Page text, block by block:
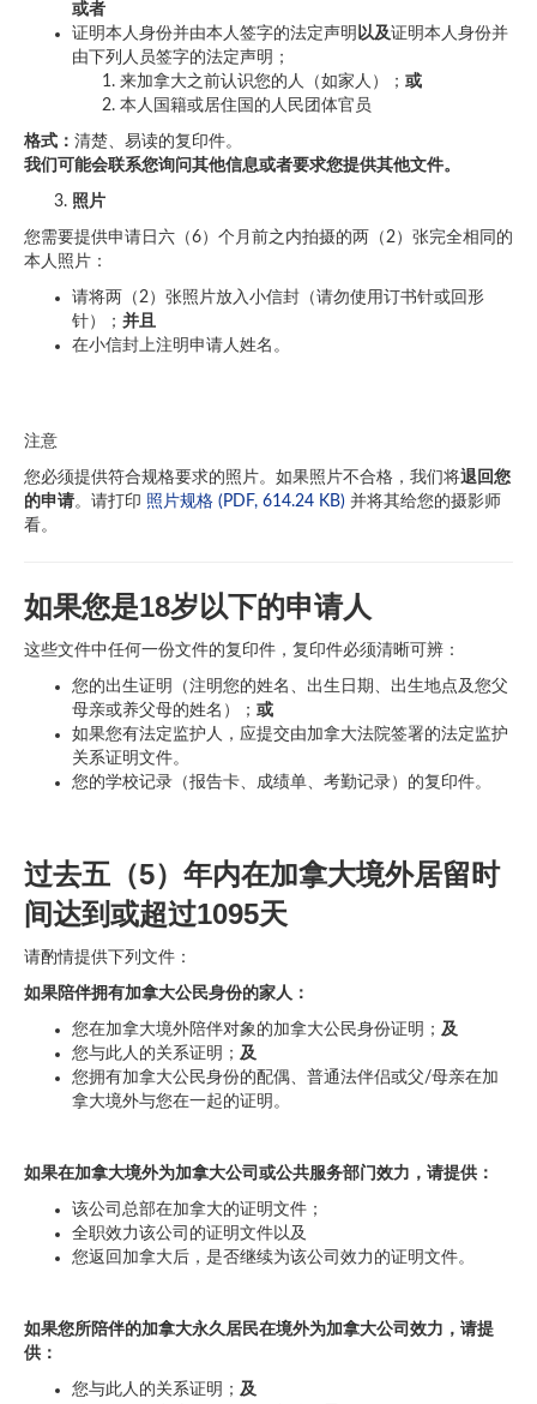
或者
证明本人身份并由本人签字的法定声明 以及证明本人身份并
由下列人员签字的法定声明；
来加拿大之前认识您的人（如家人）； 或
本人国籍或居住国的人民团体官员
格式： 清楚、易读的复印件。
我们可能会联系您询问其他信息或者要求您提供其他文件。
照片
您需要提供申请日六（6）个月前之内拍摄的两（2）张完全相同的
本人照片：
请将两（2）张照片放入小信封（请勿使用订书针或回形
针）； 并且
在小信封上注明申请人姓名。
注意
您必须提供符合规格要求的照片。如果照片不合格，我们将退回您
的申请。请打印 照片规格 (PDF, 614.24 KB) 并将其给您的摄影师
看。
如果您是18岁以下的申请人
这些文件中任何一份文件的复印件，复印件必须清晰可辨：
您的出生证明（注明您的姓名、出生日期、出生地点及您父
母亲或养父母的姓名）； 或
如果您有法定监护人，应提交由加拿大法院签署的法定监护
关系证明文件。
您的学校记录（报告卡、成绩单、考勤记录）的复印件。
过去五（5）年内在加拿大境外居留时
间达到或超过1095天
请酌情提供下列文件：
如果陪伴拥有加拿大公民身份的家人：
您在加拿大境外陪伴对象的加拿大公民身份证明； 及
您与此人的关系证明； 及
您拥有加拿大公民身份的配偶、普通法伴侣或父/母亲在加
拿大境外与您在一起的证明。
如果在加拿大境外为加拿大公司或公共服务部门效力，请提供：
该公司总部在加拿大的证明文件；
全职效力该公司的证明文件以及
您返回加拿大后，是否继续为该公司效力的证明文件。
如果您所陪伴的加拿大永久居民在境外为加拿大公司效力，请提
供：
您与此人的关系证明； 及